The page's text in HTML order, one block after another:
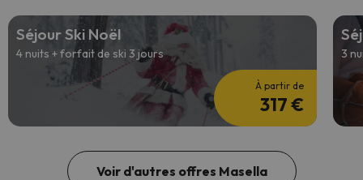
Séjour Ski Noël
4 nuits + forfait de ski 3 jours
À partir de
317 €
3
Voir d'autres offres Masella